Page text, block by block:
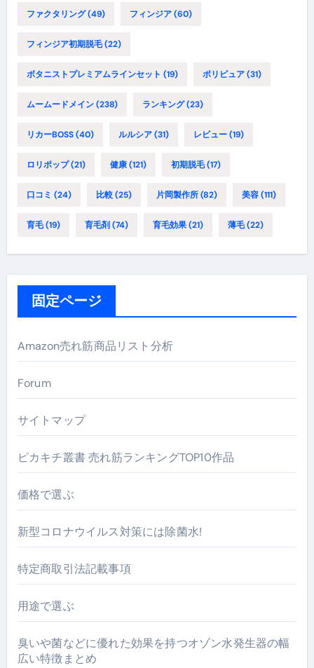
ファクタリング(49) フィンジア(60)
フィンジア初期脱毛(22)
ボタニストプレミアムラインセット (19) ポリピュア(31)
ムームードメイン(238) ランキング(23)
リカーBOSS(40) ルルシア(31) レビュー(19)
ロリポップ(21) 健康(121) 初期脱毛(17)
口コミ (24) 比較(25) 片岡製作所(82) 美容(111)
育毛(19) 育毛剤 (74) 育毛効果(21) 薄毛(22)
固定ページ
Amazon売れ筋商品リスト分析
Forum
サイトマップ
ピカキチ叢書 売れ筋ランキングTOP10作品
価格で選ぶ
新型コロナウイルス対策には除菌水!
特定商取引法記載事項
用途で選ぶ
臭いや菌などに優れた効果を持つオゾン水発生器の幅
広い特徴まとめ